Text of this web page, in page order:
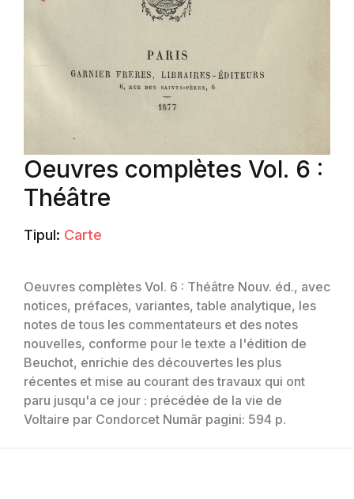
Oeuvres complètes Vol. 6 :
Théâtre
Tipul: Carte
Oeuvres complètes Vol. 6 : Théâtre Nouv. éd., avec
notices, préfaces, variantes, table analytique, les
notes de tous les commentateurs et des notes
nouvelles, conforme pour le texte a l'édition de
Beuchot, enrichie des découvertes les plus
récentes et mise au courant des travaux qui ont
paru jusqu'a ce jour : précédée de la vie de
Voltaire par Condorcet Număr pagini: 594 p.